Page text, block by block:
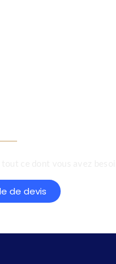
de devis